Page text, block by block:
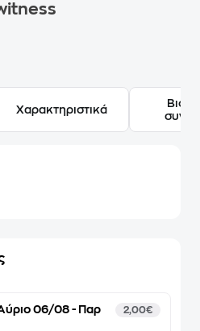
Χαρακτηριστικά
06/08 - Παρ
2,00€